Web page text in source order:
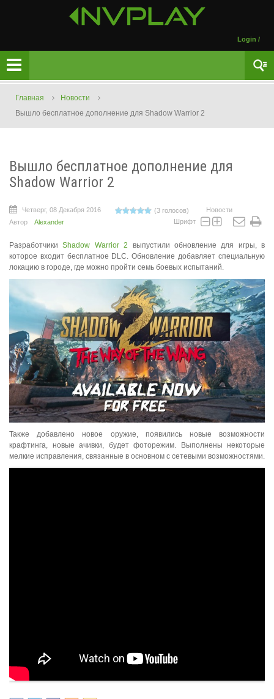
Login /
Главная
Новости
Вышло бесплатное дополнение для Shadow Warrior 2
Вышло бесплатное дополнение для
Shadow Warrior 2
Четверг, 08 Декабря 2016 (3 голосов)
Новости
Автор
Alexander Шрифт
РазработчикиShadow Warrior 2 выпустили обновление для игры, в
которое входит бесплатное DLC. Обновление добавляет специальную
локацию в городе, где можно пройти семь боевых испытаний.
Также добавлено новое оружие, появились новые возможности
крафтинга, новые ачивки, будет фоторежим. Выполнены некоторые
мелкие исправления, связанные в основном с сетевыми возможностями.